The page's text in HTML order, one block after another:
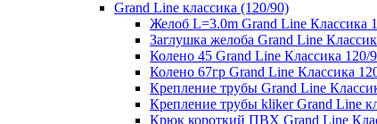
Grand Line классика (120/90)
Желоб L=3.0m Grand Line Классика
Заглушка желоба Grand Line
Колено 45 Grand Line Классика 120/
Колено 67гр Grand Line Классика
Крепление трубы Grand Line
Крепление трубы kliker Grand Line
Крюк короткий ПВХ Grand Line